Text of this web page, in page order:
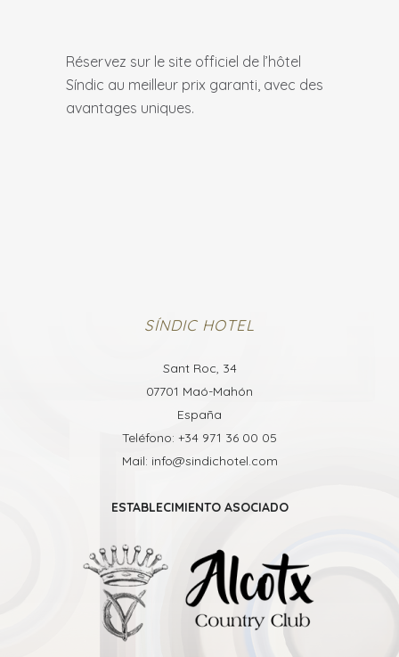
Réservez sur le site officiel de l’hôtel
Síndic au meilleur prix garanti, avec des
avantages uniques.
SÍNDIC HOTEL
Sant Roc, 34
07701 Maó-Mahón
España
Teléfono: +34 971 36 00 05
Mail: info@sindichotel.com
ESTABLECIMIENTO ASOCIADO